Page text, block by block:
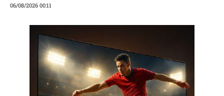
06/08/2026 00:11